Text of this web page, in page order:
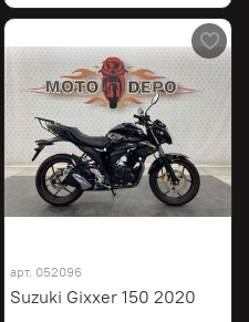
арт. 052096
Suzuki Gixxer 150 2020